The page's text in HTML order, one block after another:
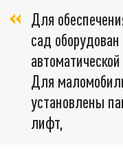
Для
сад
Для
установлены
лифт,